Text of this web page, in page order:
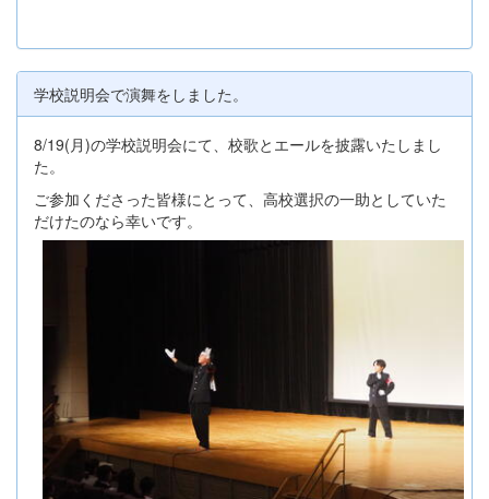
学校説明会で演舞をしました。
8/19(月)の学校説明会にて、校歌とエールを披露いたしまし
た。
ご参加くださった皆様にとって、高校選択の一助としていた
だけたのなら幸いです。